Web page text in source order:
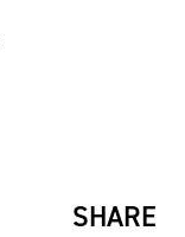
SHARE